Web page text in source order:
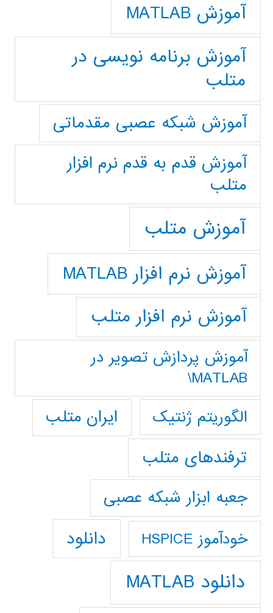
آموزش MATLAB
آموزش برنامه نویسی در
متلب
آموزش شبکه عصبی مقدماتی
آموزش قدم به قدم نرم افزار
متلب
آموزش متلب
آموزش نرم افزار MATLAB
آموزش نرم افزار متلب
آموزش پردازش تصوير در
MATLAB\
الگوریتم ژنتیک
ایران متلب
ترفندهای متلب
جعبه ابزار شبکه عصبی
خودآموز HSPICE دانلود
دانلود MATLAB